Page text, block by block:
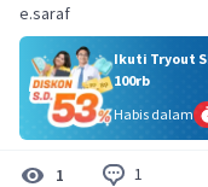
e.saraf
Ikuti Tryout
100rb
Habis dalam
1 1